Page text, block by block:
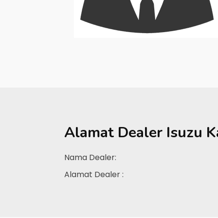
Alamat Dealer Isuzu
Nama Dealer:
Alamat Dealer :